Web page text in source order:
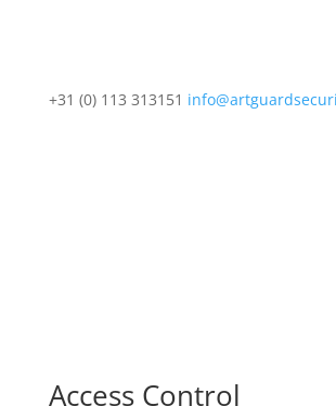
+31 (0) 113 313151
Access Control